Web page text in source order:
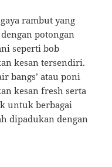
rambut yang
potongan
seperti bob
kesan tersendiri.
bangs’ atau poni
kesan fresh serta
untuk berbagai
dipadukan dengan